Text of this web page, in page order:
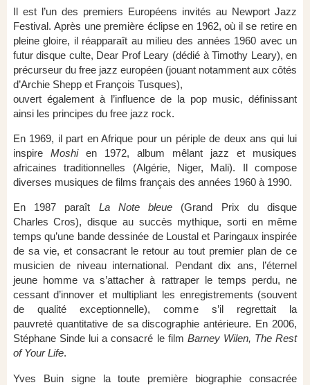
Il est l’un des premiers Européens invités au Newport Jazz
Festival. Après une première éclipse en 1962, où il se retire en
pleine gloire, il réapparaît au milieu des années 1960 avec un
futur disque culte, Dear Prof Leary (dédié à Timothy Leary), en
précurseur du free jazz européen (jouant notamment aux côtés
d’Archie Shepp et François Tusques),
ouvert également à l’influence de la pop music, définissant
ainsi les principes du free jazz rock.
En 1969, il part en Afrique pour un périple de deux ans qui lui
inspire Moshien 1972, album mêlant jazz et musiques
africaines traditionnelles (Algérie, Niger, Mali). Il compose
diverses musiques de films français des années 1960 à 1990.
En 1987 paraît La Note bleue (Grand Prix du disque
Charles Cros), disque au succès mythique, sorti en même
temps qu’une bande dessinée de Loustal et Paringaux inspirée
de sa vie, et consacrant le retour au tout premier plan de ce
musicien de niveau international. Pendant dix ans, l’éternel
jeune homme va s’attacher à rattraper le temps perdu, ne
cessant d’innover et multipliant les enregistrements (souvent
de qualité exceptionnelle), comme s’il regrettait la
pauvreté quantitative de sa discographie antérieure. En 2006,
Stéphane Sinde lui a consacré le film Barney Wilen, The Rest
of Your Life.
Yves Buin signe la toute première biographie consacrée